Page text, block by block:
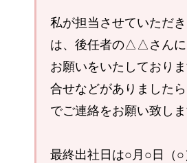
私が担当させていただ
は、後任者の△△さんに
お願いをいたしており
合せなどがありました
でご連絡をお願い致しま
最終出社日は○月○日（○